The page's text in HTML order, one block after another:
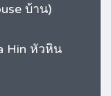
บ้าน)
Hin หัวหิน